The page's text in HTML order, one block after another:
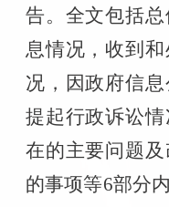
告。全文包括
息情况，收到
况，因政府信息
提起行政诉讼
在的主要问题
的事项等6部分